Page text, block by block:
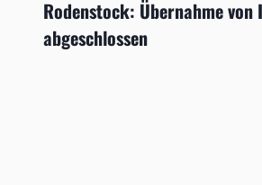
Rodenstock: Übernahme von
abgeschlossen